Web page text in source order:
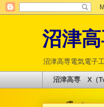
沼津
沼津高専電気電子
沼津高専 X（